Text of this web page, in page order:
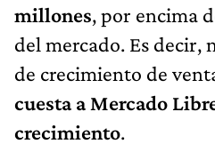
millones, por encima
del mercado. Es decir,
de crecimiento de
cuesta a Mercado
crecimiento.